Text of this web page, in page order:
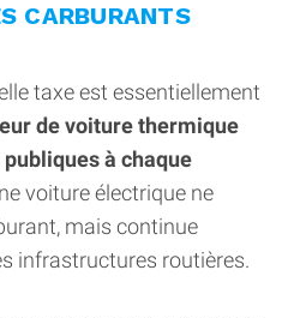
CARBURANTS
taxe est essentiellement
de voiture thermique
à chaque
voiture électrique ne
mais continue
infrastructures routières.